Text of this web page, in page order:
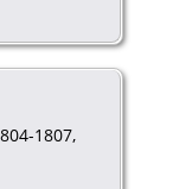
1807,